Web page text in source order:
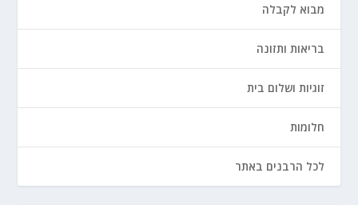
מבוא לקבלה
בריאות ותזונה
זוגיות ושלום בית
חלומות
לכל הרבנים באתר